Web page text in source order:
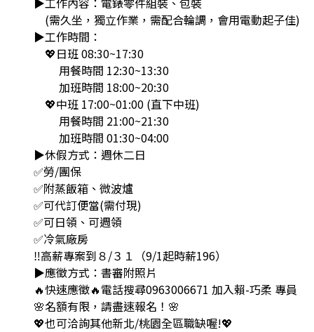
(需久坐，獨立作業，需配合輪調，會用電動起子佳)
▶️工作時間：
💖日班 08:30~17:30
用餐時間 12:30~13:30
加班時間 18:00~20:30
💖中班 17:00~01:00 (直下中班)
用餐時間 21:00~21:30
加班時間 01:30~04:00
▶️休假方式：週休二日
✅勞/團保
✅附蒸飯箱、微波爐
✅可代訂便當(需付現)
✅可日領、可週領
✅冷氣廠房
‼️高薪專案到８/３１（9/1起時薪196）
▶️應徵方式：書審附照片
🔥快速應徵🔥電話搜尋0963006671 加入賴-巧柔 專員
🌸名額有限，請盡速報名！🌸
💖也可洽詢其他新北/桃園全區職缺喔!💖